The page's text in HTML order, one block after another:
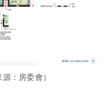
：房委會）